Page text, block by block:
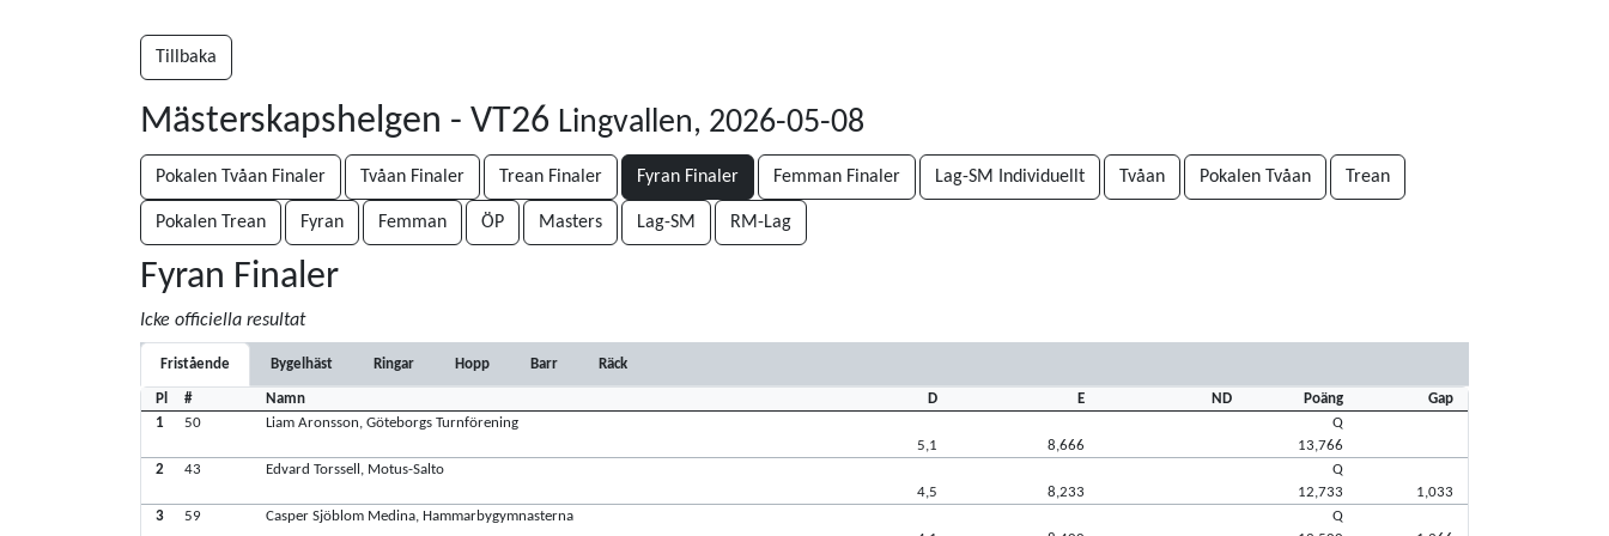
Tillbaka
Mästerskapshelgen - VT26 Lingvallen, 2026-05-08
Pokalen Tvåan Finaler Tvåan Finaler Trean Finaler Fyran Finaler Femman Finaler Lag-SM Individuellt Tvåan Pokalen Tvåan Trean
Pokalen Trean Fyran Femman ÖP Masters Lag-SM RM-Lag
Fyran Finaler
Icke officiella resultat
Fristående Bygelhäst Ringar Hopp Barr Räck
Pl # Namn D E ND Poäng
Gap
1
50
Liam Aronsson, Göteborgs Turnförening
5,1
8,666
Q
13,766
2
43
Edvard Torssell, Motus-Salto
4,5
8,233
Q
12,733
1,033
3
59
Casper Sjöblom Medina, Hammarbygymnasterna
Q